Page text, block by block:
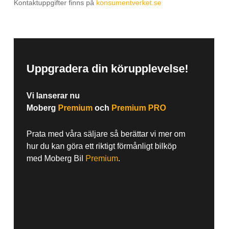
Kontaktuppgifter finns på konsumentverket.se
Uppgradera din körupplevelse!
Vi lanserar nu
Moberg Premiumoch Premium PRO
Prata med våra säljare så berättar vi mer om
hur du kan göra ett riktigt förmånligt bilköp
med Moberg Bil
Premium.